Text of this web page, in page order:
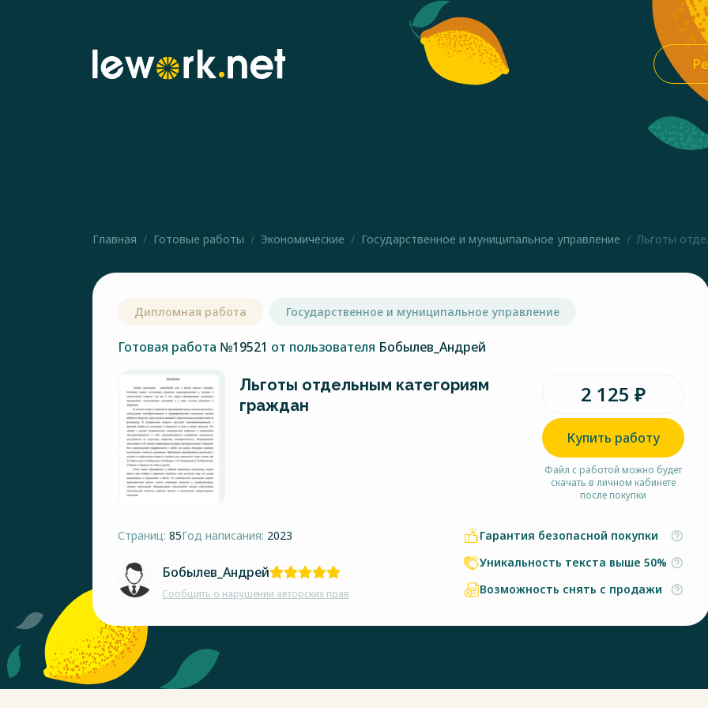
Главная Готовые работы Экономические Государственное и муниципальное управление Льготы
Дипломная работа Государственное и муниципальное управление
Готовая работа №19521 от пользователя Бобылев_Андрей
Льготы отдельным категориям
граждан
2 125 ₽
Купить работу
Файл с работой можно будет
скачать в личном кабинете
после покупки
Страниц: 85Год написания: 2023
Бобылев_Андрей
Сообщить о нарушении авторских прав
Гарантия безопасной покупки
Уникальность текста выше 50%
Возможность снять с продажи